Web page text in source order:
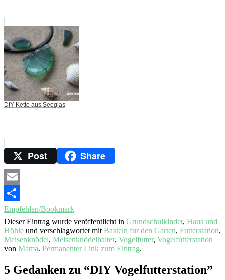
DIY Kette aus Seeglas
Post Share
Email
Empfehlen/Bookmark
Dieser Eintrag wurde veröffentlicht in Grundschulkinder, Haus und
Höhle und verschlagwortet mit Basteln fur den Garten, Futterstation,
Meisenknödel, Meisenknödelhalter, Vogelfutter, Vogelfutterstation
von Mama. Permanenter Link zum Eintrag.
5 Gedanken zu “DIY Vogelfutterstation”